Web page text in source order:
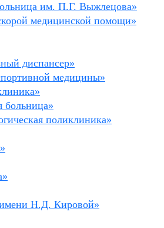
им. П.Г. Выжлецова»
медицинской помощи»
диспансер»
медицины»
больница»
поликлиника»
имени Н.Д. Кировой»